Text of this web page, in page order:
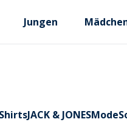
Jungen
JACK & JONESMode